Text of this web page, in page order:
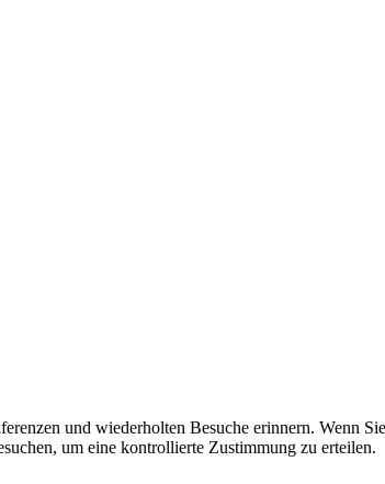
und wiederholten Besuche erinnern. Wenn
um eine kontrollierte Zustimmung zu erteilen.